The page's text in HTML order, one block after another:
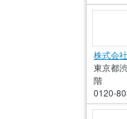
株式会
東京都
階
0120-